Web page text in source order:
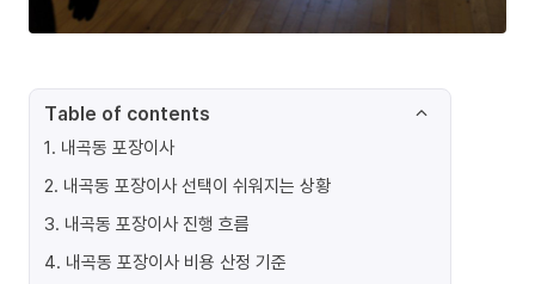
Table of contents
1. 내곡동 포장이사
2. 내곡동 포장이사 선택이 쉬워지는 상황
3. 내곡동 포장이사 진행 흐름
4. 내곡동 포장이사 비용 산정 기준